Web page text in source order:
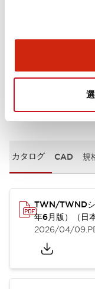
ドキュメント
カタログ CAD 規
TWN/TWND
年6月版）（日本
2026/04/09